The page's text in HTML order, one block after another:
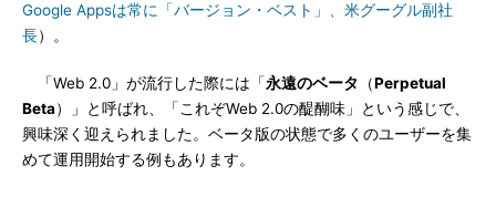
Google Appsは常に「バージョン・ベスト」、米グーグル副社
長）。
「Web 2.0」が流行した際には「永遠のベータ （Perpetual
Beta）」と呼ばれ、「これぞWeb 2.0の醍醐味」という感じで、
興味深く迎えられました。ベータ版の状態で多くのユーザーを集
めて運用開始する例もあります。